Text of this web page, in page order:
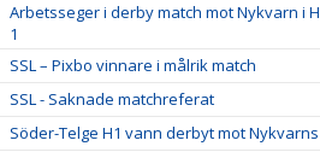
Arbetsseger i derby match mot Nykvarn i
1
SSL – Pixbo vinnare i målrik match
SSL - Saknade matchreferat
Söder-Telge H1 vann derbyt mot Nykvarns